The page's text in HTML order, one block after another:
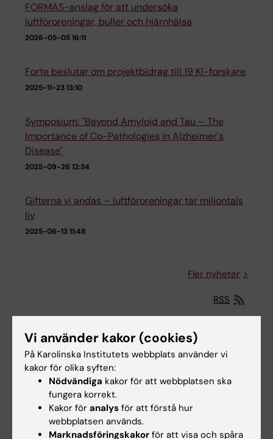
FORMAS-anslag för att undersöka
luftföroreningar, buller och hjärnhälsa
2026-05-05 16:11
Forte beslutar om projektbidrag till 19 KI-forskare
2025-11-23 13:10
Symposium: "Beyond Amyloid and Tau – The
Importance of Co-Pathologies in Alzheimer's
Disease"
2025-09-26 12:34
Gifterna vi andas – luftföroreningar tar miljontals
liv
2025-06-13 11:48
Fler nyheter
RSS
Forskningsområden:
Arbetsmedicin och miljömedicin
Epidemiologi
Folkhälsovetenskap, global hälsa och socialmedicin
Vi använder kakor (cookies)
På Karolinska Institutets webbplats använder vi
kakor för olika syften:
Nödvändiga kakor för att webbplatsen ska
fungera korrekt.
Kakor för analys för att förstå hur
webbplatsen används.
Marknadsföringskakor för att visa och spåra